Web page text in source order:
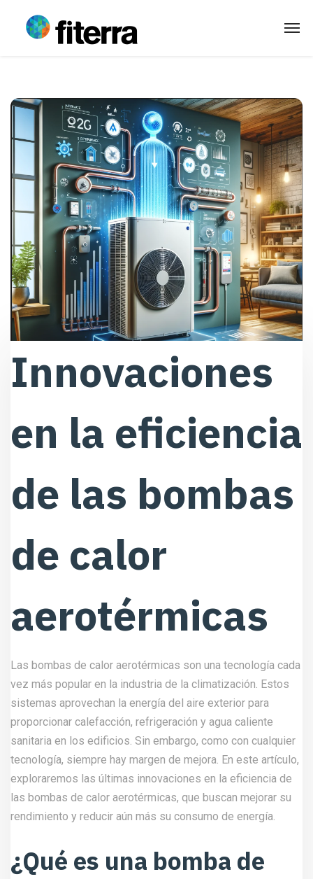
Innovaciones
en la eficiencia
de las bombas
de calor
aerotérmicas
Las bombas de calor aerotérmicas son una tecnología cada
vez más popular en la industria de la climatización. Estos
sistemas aprovechan la energía del aire exterior para
proporcionar calefacción, refrigeración y agua caliente
sanitaria en los edificios. Sin embargo, como con cualquier
tecnología, siempre hay margen de mejora. En este artículo,
exploraremos las últimas innovaciones en la eficiencia de
las bombas de calor aerotérmicas, que buscan mejorar su
rendimiento y reducir aún más su consumo de energía.
¿Qué es una bomba de